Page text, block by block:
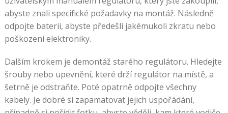
abyste znali specifické požadavky na montáž. Následně
odpojte baterii, abyste předešli jakémukoli zkratu nebo
poškození elektroniky.
Dalším krokem je demontáž starého regulátoru. Hledejte
šrouby nebo upevnění, které drží regulátor na místě, a
šetrně je odstraňte. Poté opatrně odpojte všechny
kabely. Je dobré si zapamatovat jejich uspořádání,